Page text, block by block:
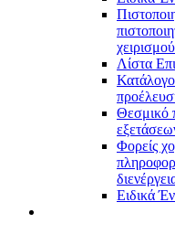
Λίστα
Θεσμικό
Φορείς
Ειδικά